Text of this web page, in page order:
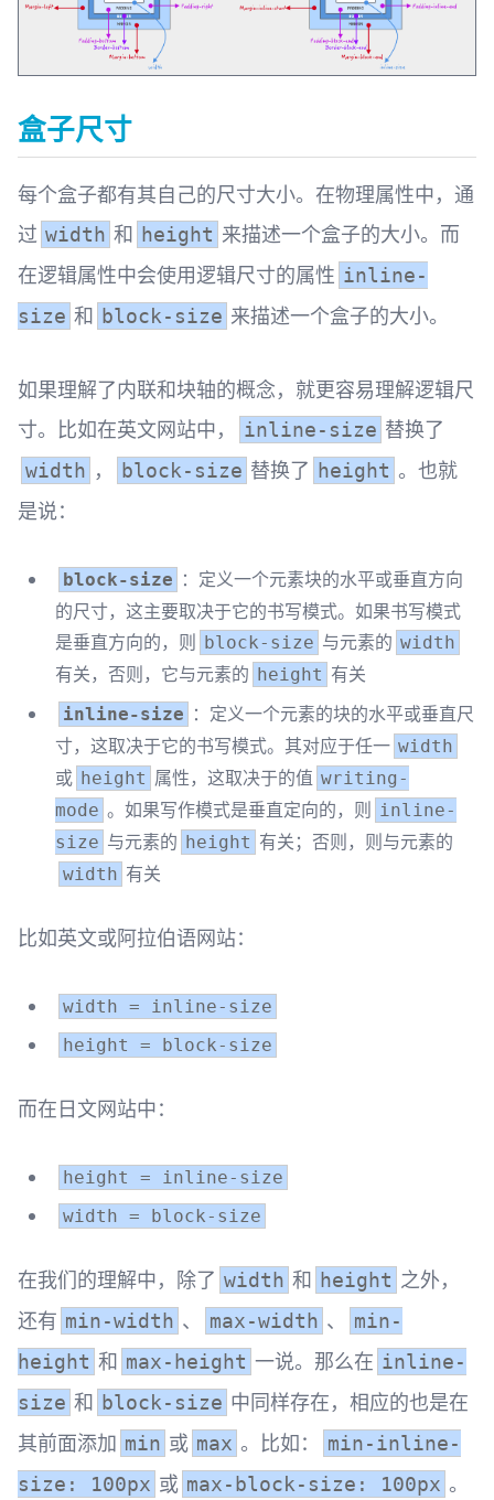
盒子尺寸
每个盒子都有其自己的尺寸大小。在物理属性中，通
过 width 和 height 来描述一个盒子的大小。而
在逻辑属性中会使用逻辑尺寸的属性 inline-
size 和 block-size 来描述一个盒子的大小。
如果理解了内联和块轴的概念，就更容易理解逻辑尺
寸。比如在英文网站中，
inline-size 替换了
width ， block-size 替换了 height 。也就
是说：
block-size ：定义一个元素块的水平或垂直方向
的尺寸，这主要取决于它的书写模式。如果书写模式
是垂直方向的，则
block-size 与元素的 width
有关，否则，它与元素的 height 有关
inline-size ：定义一个元素的块的水平或垂直尺
寸，这取决于它的书写模式。其对应于任一 width
或 height 属性，这取决于的值 writing-
mode 。如果写作模式是垂直定向的，则 inline-
size 与元素的 height 有关；否则，则与元素的
width 有关
比如英文或阿拉伯语网站：
width = inline-size
height = block-size
而在日文网站中：
height = inline-size
width = block-size
在我们的理解中，除了 width 和 height 之外，
还有 min-width 、 max-width 、
min-
height 和 max-height 一说。那么在 inline-
size 和 block-size 中同样存在，相应的也是在
其前面添加 min 或 max 。比如：
min-inline-
size: 100px 或 max-block-size: 100px 。